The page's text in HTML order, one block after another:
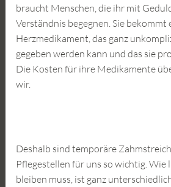
braucht Menschen, die ihr mit
Verständnis begegnen. Sie bekommt
Herzmedikament, das ganz
gegeben werden kann und das sie
Die Kosten für ihre Medikamente
wir.
Deshalb sind temporäre
Pflegestellen für uns so wichtig. Wie
bleiben muss, ist ganz